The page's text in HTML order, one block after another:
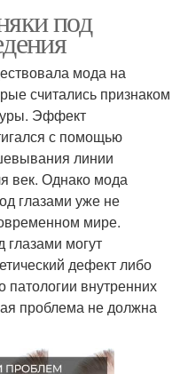
под
мода на
считались признаком
Эффект
с помощью
линии
век. Однако мода
глазами уже не
мире.
глазами могут
дефект либо
патологии внутренних
проблема не должна